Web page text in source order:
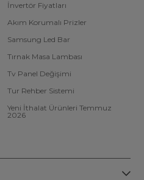
İnvertör Fiyatları
Akım Korumalı Prizler
Samsung Led Bar
Tırnak Masa Lambası
Tv Panel Değişimi
Tur Rehber Sistemi
Yeni İthalat Ürünleri Temmuz
2026